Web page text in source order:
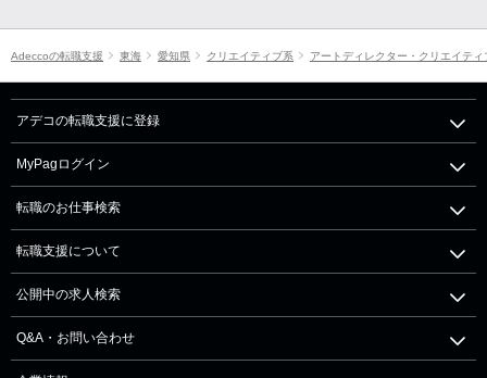
Adeccoの転職支援 東海 愛知県 クリエイティブ系 アートディレクター・クリエイテ
アデコの転職支援に登録
MyPagログイン
転職のお仕事検索
転職支援について
公開中の求人検索
Q&A・お問い合わせ